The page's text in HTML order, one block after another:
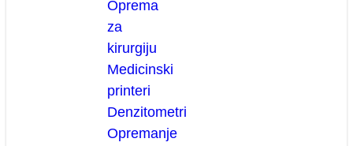
Oprema
za
kirurgiju
Medicinski
printeri
Denzitometri
Opremanje